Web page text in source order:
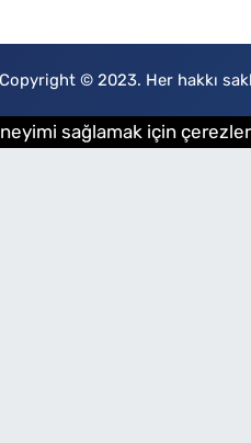
Copyright © 2023. Her hakkı
sağlamak için